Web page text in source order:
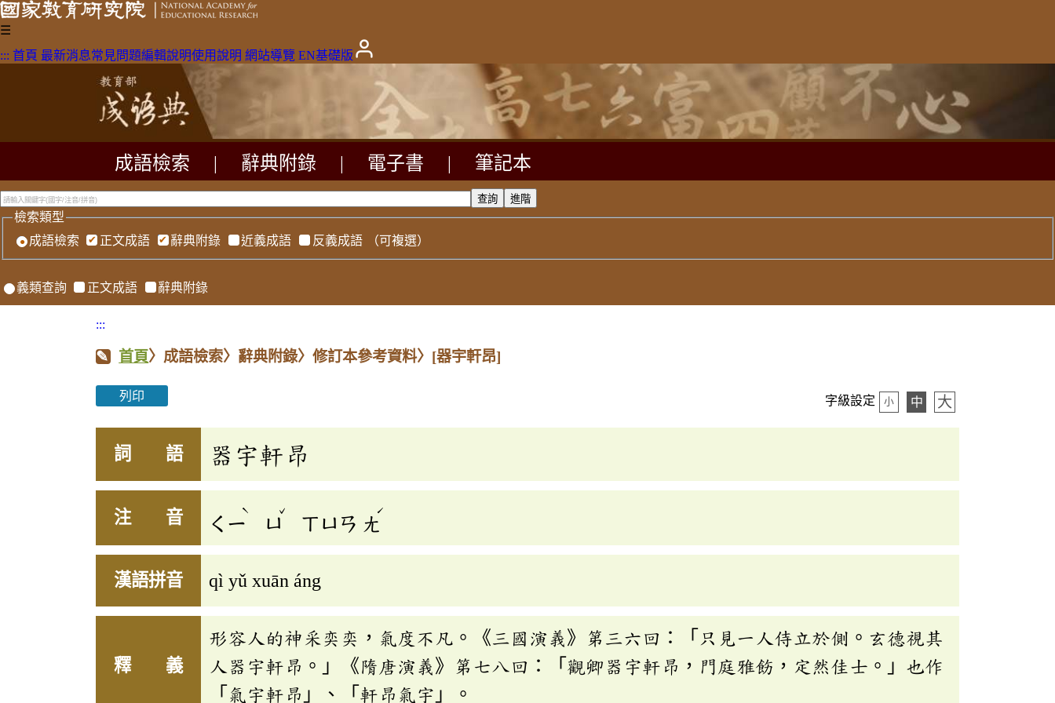
☰
::: 首頁 最新消息常見問題編輯說明使用說明 網站導覽 EN基礎版
成語檢索 辭典附錄 電子書 筆記本
檢索類型
成語檢索
正文成語 辭典附錄 近義成語 反義成語 （可複選）
義類查詢 正文成語 辭典附錄
:::
首頁〉成語檢索〉辭典附錄〉修訂本參考資料〉 [器宇軒昂]
列印 字級設定 小 中 大
詞 語 器宇軒昂
注 音 ㄑㄧ
ˋ
ㄩ
ˇ
ㄒㄩㄢ ㄤ
ˊ
漢語拼音 qì yǔ xuān áng
釋 義
形容人的神采奕奕，氣度不凡。《三國演義》第三六回：「只見一人侍立於側。玄德視其
人器宇軒昂。」《隋唐演義》第七八回：「觀卿器宇軒昂，門庭雅飭，定然佳士。」也作
「氣宇軒昂」、「軒昂氣宇」。